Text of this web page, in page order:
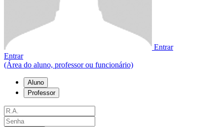
Entrar
Entrar
(Área do aluno, professor ou funcionário)
Aluno
Professor